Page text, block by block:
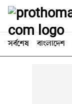
সর্বশেষ বাংলাদেশ